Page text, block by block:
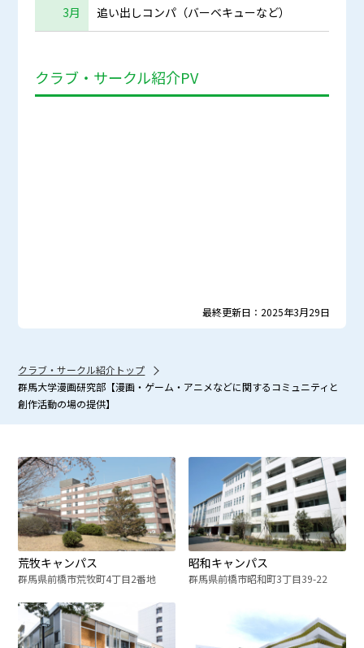
3月 追い出しコンパ（バーベキューなど）
クラブ・サークル紹介PV
最終更新日：2025年3月29日
クラブ・サークル紹介トップ
群馬大学漫画研究部【漫画・ゲーム・アニメなどに関するコミュニティと
創作活動の場の提供】
荒牧キャンパス
群馬県前橋市荒牧町4丁目2番地
昭和キャンパス
群馬県前橋市昭和町3丁目39-22